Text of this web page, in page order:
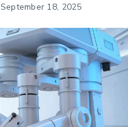
September 18, 2025